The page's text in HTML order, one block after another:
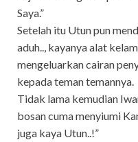
Saya.”
Setelah itu Utun pun
aduh.., kayanya alat
mengeluarkan cairan
kepada teman temannya.
Tidak lama kemudian
bosan cuma menyiumi
juga kaya Utun..!”